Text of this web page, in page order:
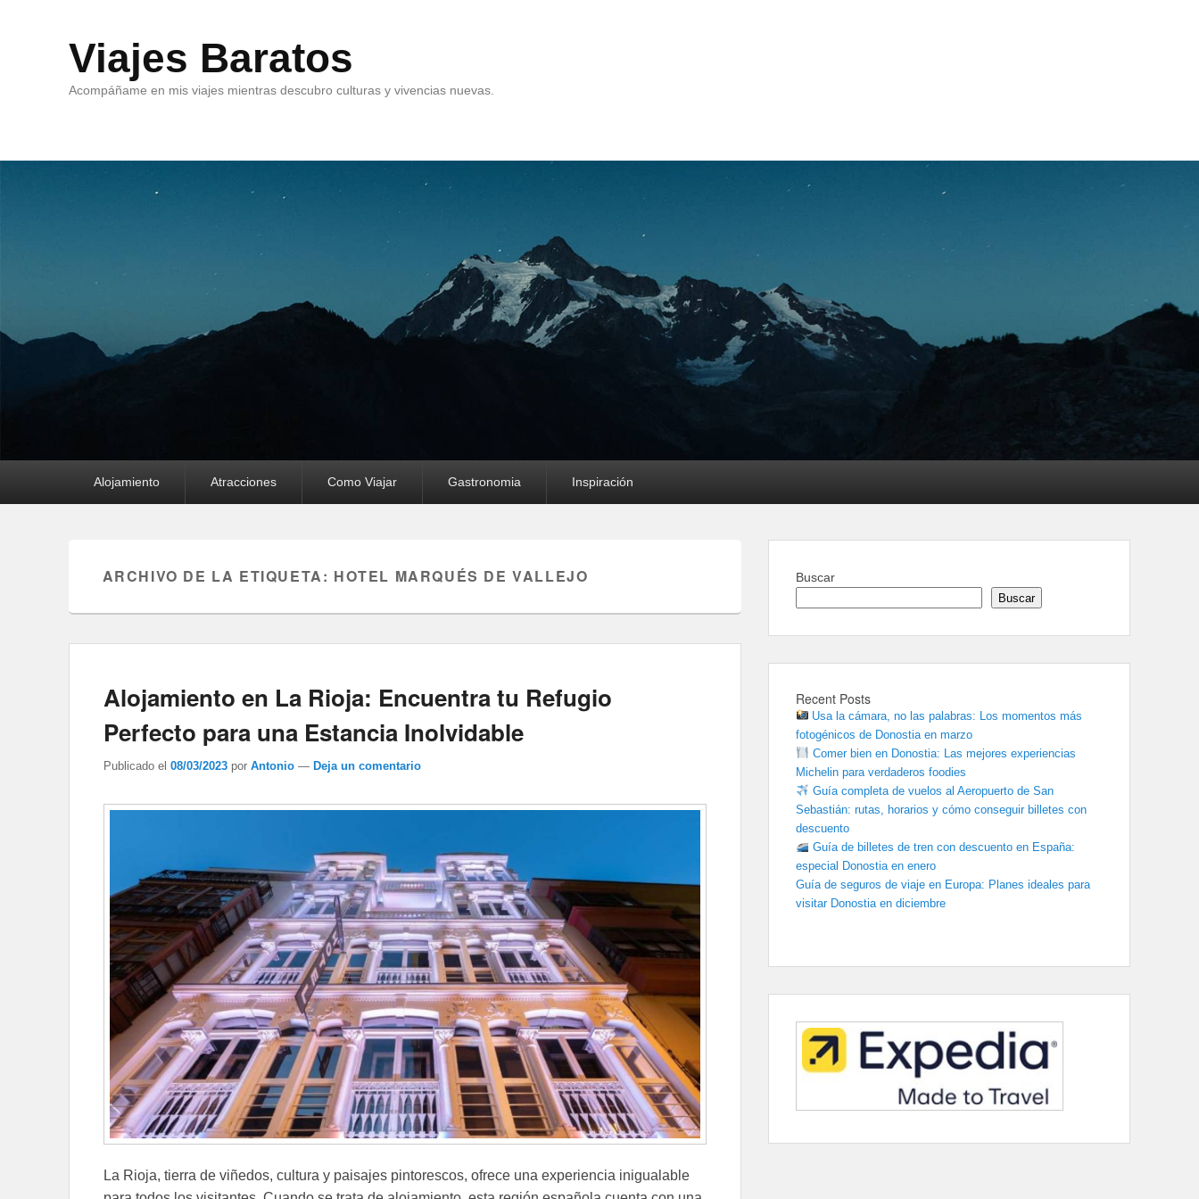
Viajes Baratos
Acompáñame en mis viajes mientras descubro culturas y vivencias nuevas.
Alojamiento Atracciones Como Viajar Gastronomia Inspiración
ARCHIVO DE LA ETIQUETA: HOTEL MARQUÉS DE VALLEJO
Alojamiento en La Rioja: Encuentra tu Refugio
Perfecto para una Estancia Inolvidable
Publicado el 08/03/2023 por Antonio — Deja un comentario
La Rioja, tierra de viñedos, cultura y paisajes pintorescos, ofrece una experiencia inigualable
Buscar
Buscar
Recent Posts
Usa la cámara, no las palabras: Los momentos más
fotogénicos de Donostia en marzo
Comer bien en Donostia: Las mejores experiencias
Michelin para verdaderos foodies
Guía completa de vuelos al Aeropuerto de San
Sebastián: rutas, horarios y cómo conseguir billetes con
descuento
Guía de billetes de tren con descuento en España:
especial Donostia en enero
Guía de seguros de viaje en Europa: Planes ideales para
visitar Donostia en diciembre